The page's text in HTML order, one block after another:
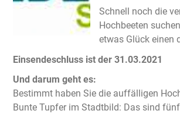
Schnell noch die
Hochbeeten
etwas Glück einen
Einsendeschluss ist der 31.03.2021
Und darum geht es:
Bestimmt haben Sie die auffälligen
Bunte Tupfer im Stadtbild: Das sind